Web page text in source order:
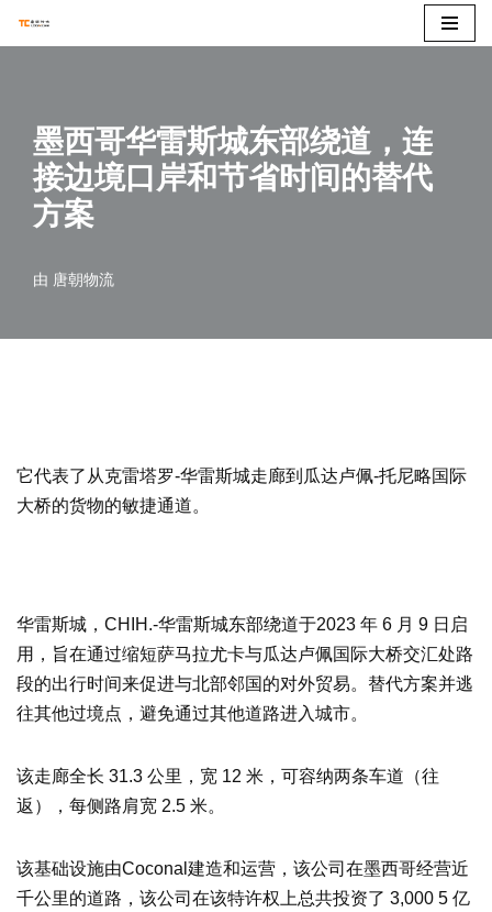
文墨西哥华雷斯城东部绕道，连
接边境口岸和节省时间的替代
方案
由 唐朝物流
它代表了从克雷塔罗-华雷斯城走廊到瓜达卢佩-托尼略国际
大桥的货物的敏捷通道。
华雷斯城，CHIH.-华雷斯城东部绕道于2023 年 6 月 9 日启
用，旨在通过缩短萨马拉尤卡与瓜达卢佩国际大桥交汇处路
段的出行时间来促进与北部邻国的对外贸易。替代方案并逃
往其他过境点，避免通过其他道路进入城市。
该走廊全长 31.3 公里，宽 12 米，可容纳两条车道（往
返），每侧路肩宽 2.5 米。
该基础设施由Coconal建造和运营，该公司在墨西哥经营近
千公里的道路，该公司在该特许权上总共投资了 3,000 5 亿